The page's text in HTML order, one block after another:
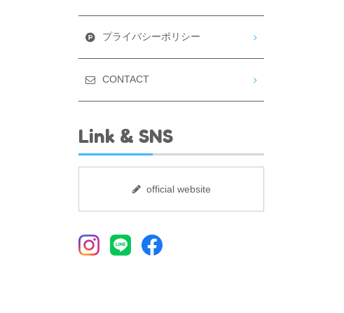
プライバシーポリシー
CONTACT
Link & SNS
official website